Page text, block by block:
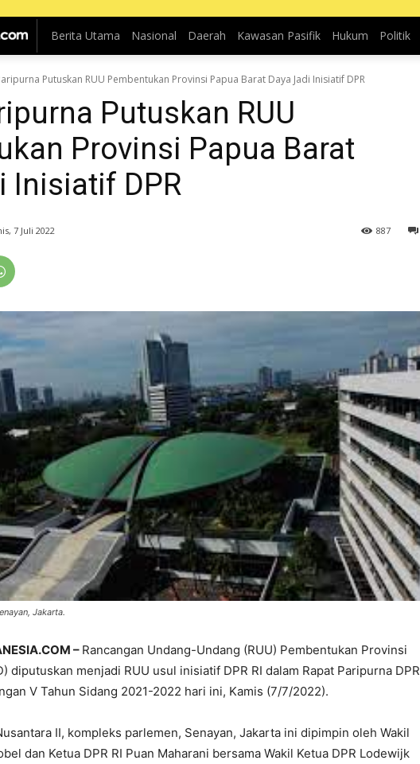
Berita Utama Nasional Daerah Kawasan Pasifik Hukum Politik
Putuskan RUU Pembentukan Provinsi Papua Barat Daya Jadi Inisiatif DPR
Putuskan RUU
Provinsi Papua Barat
Inisiatif DPR
7 Juli 2022 887
Jakarta.
– Rancangan Undang-Undang (RUU) Pembentukan Provinsi
diputuskan menjadi RUU usul inisiatif DPR RI dalam Rapat Paripurna DPR
V Tahun Sidang 2021-2022 hari ini, Kamis (7/7/2022).
II, kompleks parlemen, Senayan, Jakarta ini dipimpin oleh Wakil
dan Ketua DPR RI Puan Maharani bersama Wakil Ketua DPR Lodewijk